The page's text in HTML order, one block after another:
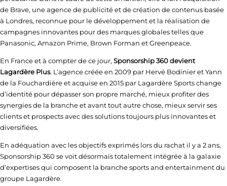
de Brave, une agence de publicité et de création de contenus basée
à Londres, reconnue pour le développement et la réalisation de
campagnes innovantes pour des marques globales telles que
Panasonic, Amazon Prime, Brown Forman et Greenpeace.
En France et à compter de ce jour, Sponsorship 360 devient
Lagardère Plus. L’agence créée en 2009 par Hervé Bodinier et Yann
de la Fouchardière et acquise en 2015 par Lagardère Sports change
d’identité pour dépasser son propre marché, mieux profiter des
synergies de la branche et avant tout autre chose, mieux servir ses
clients et prospects avec des solutions toujours plus innovantes et
diversifiées.
En adéquation avec les objectifs exprimés lors du rachat il y a 2 ans,
Sponsorship 360 se voit désormais totalement intégrée à la galaxie
d’expertises qui composent la branche sports and entertainment du
groupe Lagardère.